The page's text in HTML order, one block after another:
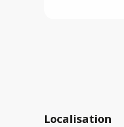
Localisation